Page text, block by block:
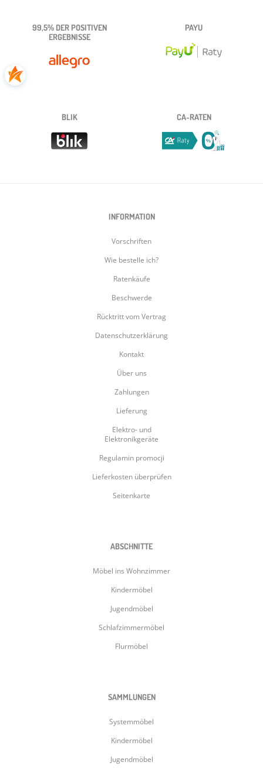
99,5% DER POSITIVEN
ERGEBNISSE
PAYU
BLIK CA-RATEN
INFORMATION
Vorschriften
Wie bestelle ich?
Ratenkäufe
Beschwerde
Rücktritt vom Vertrag
Datenschutzerklärung
Kontakt
Über uns
Zahlungen
Lieferung
Elektro- und
Elektronikgeräte
Regulamin promocji
Lieferkosten überprüfen
Seitenkarte
ABSCHNITTE
Möbel ins Wohnzimmer
Kindermöbel
Jugendmöbel
Schlafzimmermöbel
Flurmöbel
SAMMLUNGEN
Systemmöbel
Kindermöbel
Jugendmöbel